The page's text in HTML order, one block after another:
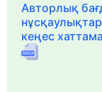
Авторлық
кеңес